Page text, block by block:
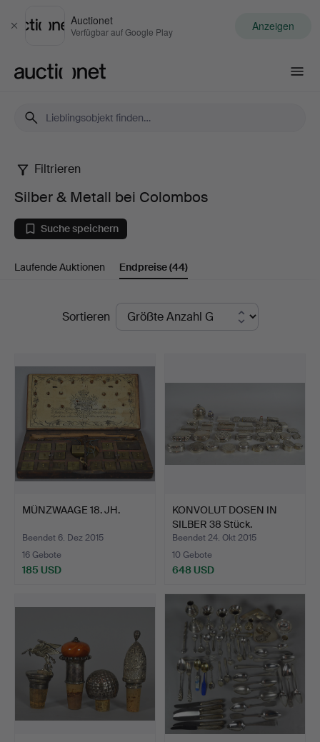
Schließen
Auctionet
Verfügbar auf Google Play Anzeigen
Silber
Metall
bei
Colombos
Filtrieren
Silber & Metall bei Colombos
Suche speichern
Laufende Auktionen Endpreise(44)
EndpreiseSortieren
MÜNZWAAGE 18. JH.
Beendet 6. Dez 2015
16 Gebote
185 USD
KONVOLUT DOSEN IN
SILBER 38 Stück.
Beendet 24. Okt 2015
10 Gebote
648 USD